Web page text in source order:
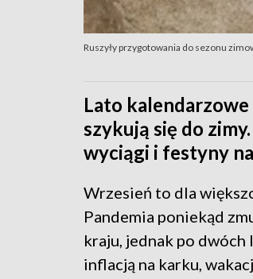
Ruszyły przygotowania do sezonu
Lato
szykują się do
wyciągi i festyny
Wrzesień to dla
Pandemia poniekąd
kraju, jednak po dwóch
inflacją na karku,